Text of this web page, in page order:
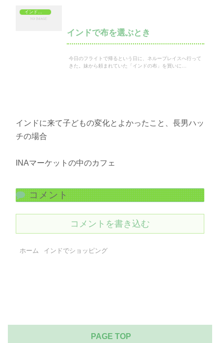
インドでショッピング
インドで布を選ぶとき
今日のフライトで帰るという日に、ネループレイスへ行って
きた。妹から頼まれていた「インドの布」を買いに…
インドに来て子どもの変化とよかったこと、長男ハッ
チの場合
INAマーケットの中のカフェ
コメント
コメントを書き込む
ホーム インドでショッピング
PAGE TOP